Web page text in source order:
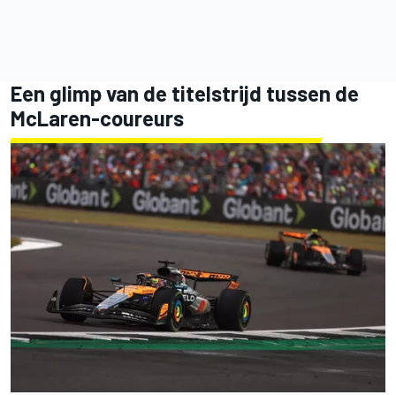
Een glimp van de titelstrijd tussen de
McLaren-coureurs